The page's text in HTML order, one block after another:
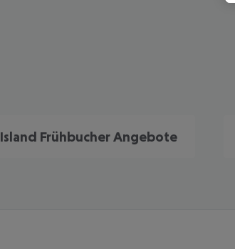
Island Frühbucher Angebote